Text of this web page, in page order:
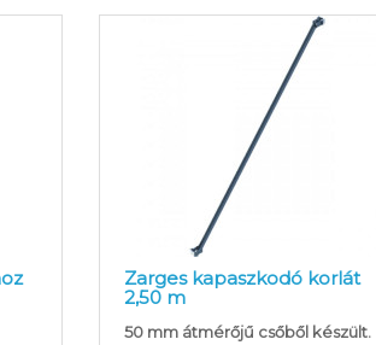
Zarges kapaszkodó korlát
2,50 m
50 mm átmérőjű csőből készült.